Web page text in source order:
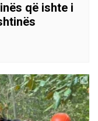
që ishte i